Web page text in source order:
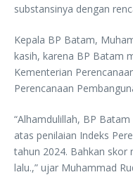
substansinya dengan
Kepala BP Batam,
kasih, karena BP Batam
Kementerian
Perencanaan
“Alhamdulillah, BP
atas penilaian Indeks
tahun 2024. Bahkan skor
lalu.,” ujar Muhammad